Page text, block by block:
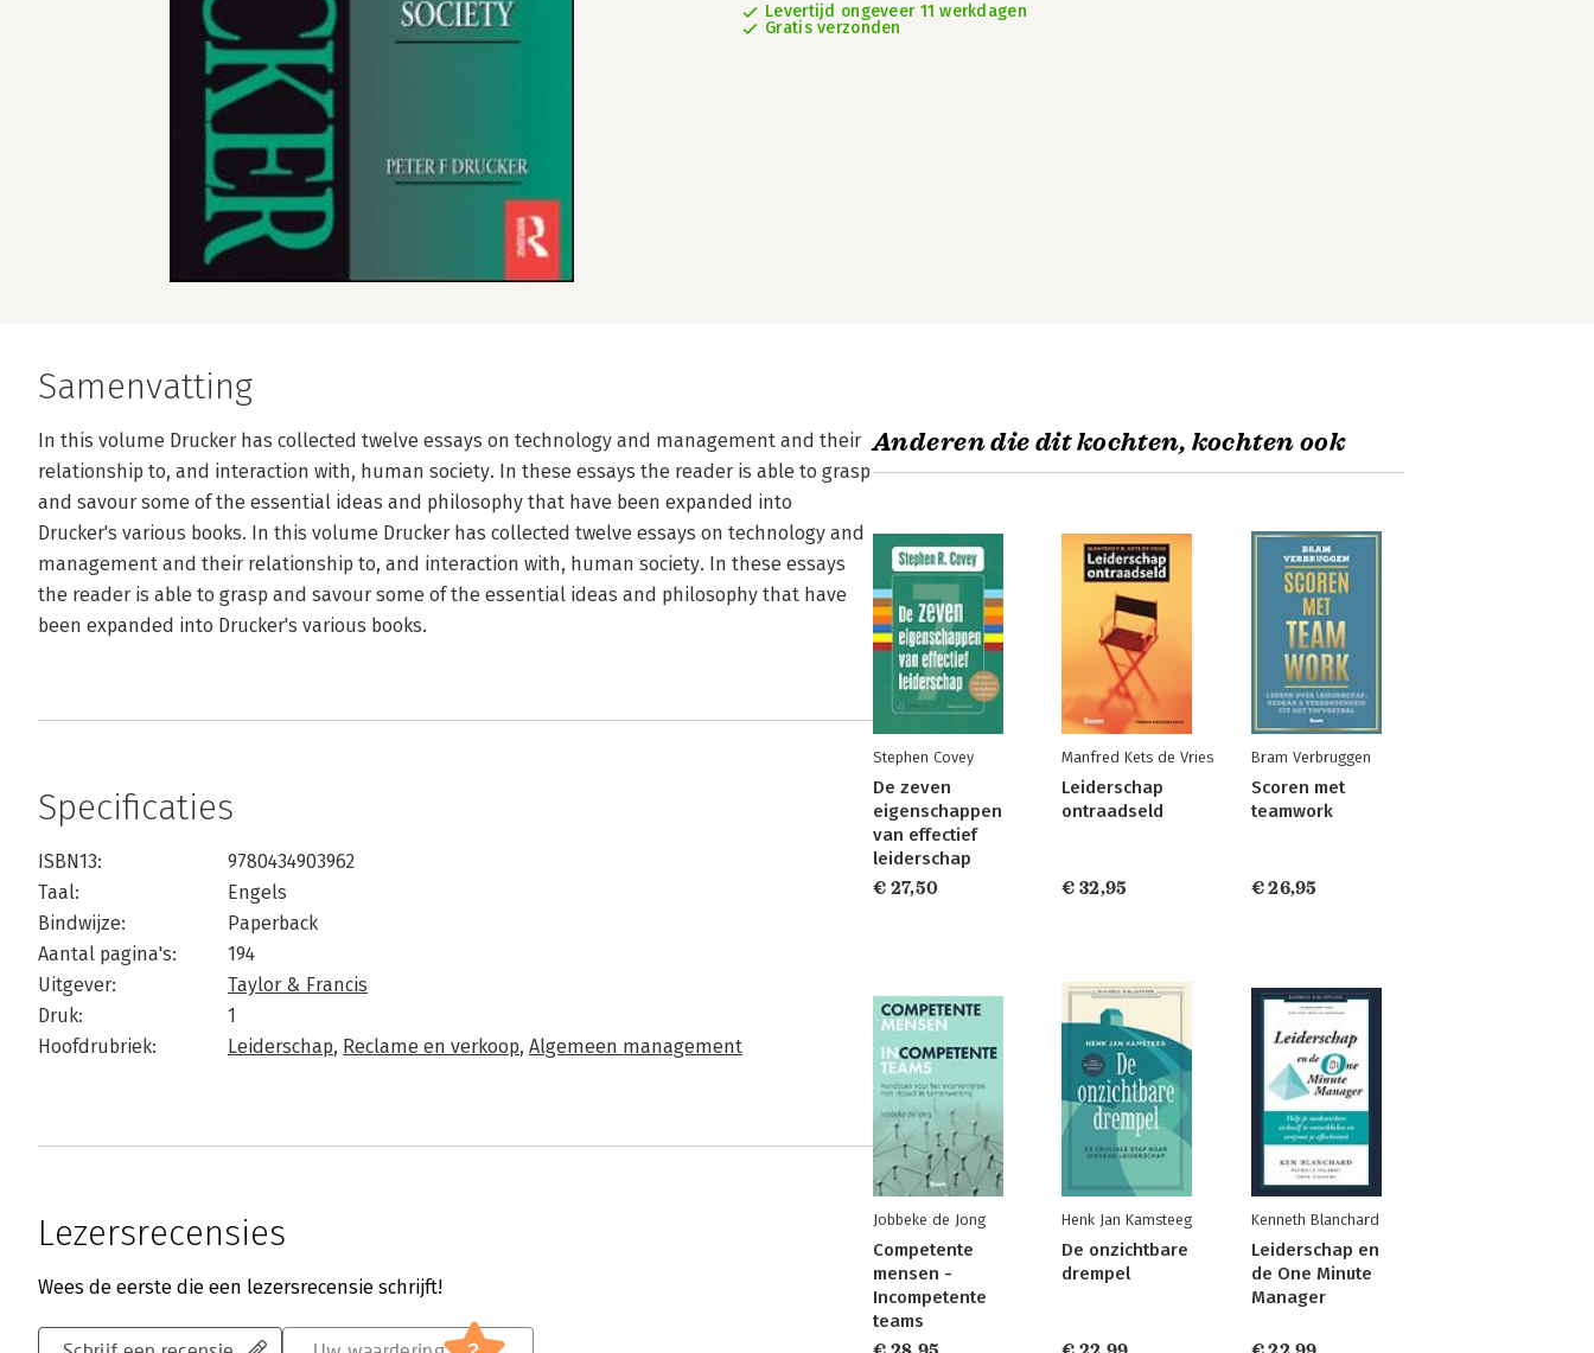
Levertijd ongeveer 11 werkdagen
Gratis verzonden
Samenvatting
In this volume Drucker has collected twelve essays on technology and management and their
relationship to, and interaction with, human society. In these essays the reader is able to grasp
and savour some of the essential ideas and philosophy that have been expanded into
Drucker's various books. In this volume Drucker has collected twelve essays on technology and
management and their relationship to, and interaction with, human society. In these essays
the reader is able to grasp and savour some of the essential ideas and philosophy that have
been expanded into Drucker's various books.
Specificaties
ISBN13:
9780434903962
Taal:
Engels
Bindwijze:
Paperback
Aantal pagina's:
194
Uitgever:
Taylor & Francis
Druk:
1
Hoofdrubriek:
Leiderschap, Reclame en verkoop, Algemeen management
Lezersrecensies
Wees de eerste die een lezersrecensie schrijft!
Anderen die dit kochten, kochten ook
Stephen Covey
De zeven
eigenschappen
van effectief
leiderschap
€ 27,50
Manfred Kets de Vries
Leiderschap
ontraadseld
€ 32,95
Bram Verbruggen
Scoren met
teamwork
€ 26,95
Jobbeke de Jong
Competente
mensen -
Incompetente
teams
Henk Jan Kamsteeg
De onzichtbare
drempel
Kenneth Blanchard
Leiderschap en
de One Minute
Manager